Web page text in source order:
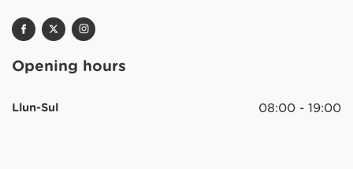
Opening hours
Llun-Sul 08:00 - 19:00